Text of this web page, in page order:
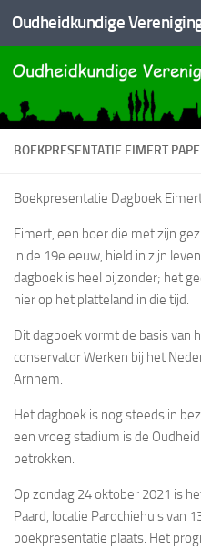
Doorgaan naar inhoud
Oudheidkundige
BOEKPRESENTATIE EIMERT
Boekpresentatie Dagboek
Eimert, een boer die met zijn
in de 19e eeuw, hield in zijn
dagboek is heel bijzonder; het
hier op het platteland in die tijd.
Dit dagboek vormt de basis van
conservator Werken bij het
Arnhem.
Het dagboek is nog steeds in
een vroeg stadium is de
betrokken.
Op zondag 24 oktober 2021 is
Paard, locatie Parochiehuis van
boekpresentatie plaats. Het